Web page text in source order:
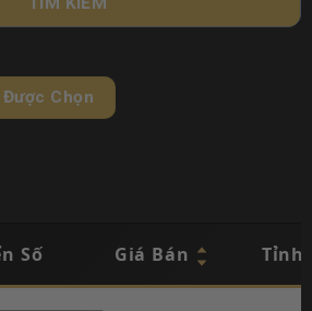
Chọn
Số Giá Bán